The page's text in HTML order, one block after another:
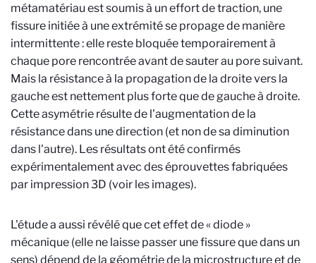
métamatériau est soumis à un effort de traction, une
fissure initiée à une extrémité se propage de manière
intermittente : elle reste bloquée temporairement à
chaque pore rencontrée avant de sauter au pore suivant.
Mais la résistance à la propagation de la droite vers la
gauche est nettement plus forte que de gauche à droite.
Cette asymétrie résulte de l'augmentation de la
résistance dans une direction (et non de sa diminution
dans l'autre). Les résultats ont été confirmés
expérimentalement avec des éprouvettes fabriquées
par impression 3D (voir les images).
L'étude a aussi révélé que cet effet de « diode »
mécanique (elle ne laisse passer une fissure que dans un
sens) dépend de la géométrie de la microstructure et de